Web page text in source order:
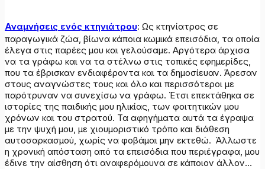
Αναμνήσεις ενός κτηνιάτρου: Ως κτηνίατρος σε
παραγωγικά ζώα, βίωνα κάποια κωμικά επεισόδια, τα οποία
έλεγα στις παρέες μου και γελούσαμε. Αργότερα άρχισα
να τα γράφω και να τα στέλνω στις τοπικές εφημερίδες,
που τα έβρισκαν ενδιαφέροντα και τα δημοσίευαν. Άρεσαν
στους αναγνώστες τους και όλο και περισσότεροι με
παρότρυναν να συνεχίσω να γράφω. Έτσι επεκτάθηκα σε
ιστορίες της παιδικής μου ηλικίας, των φοιτητικών μου
χρόνων και του στρατού. Τα αφηγήματα αυτά τα έγραψα
με την ψυχή μου, με χιουμοριστικό τρόπο και διάθεση
αυτοσαρκασμού, χωρίς να φοβάμαι μην εκτεθώ. Άλλωστε
η χρονική απόσταση από τα επεισόδια που περιέγραφα, μου
έδινε την αίσθηση ότι αναφερόμουνα σε κάποιον άλλον…